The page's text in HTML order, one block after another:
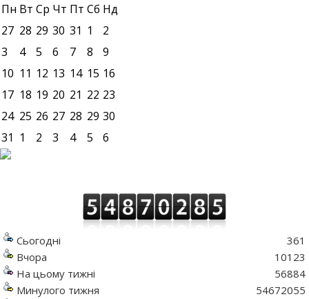
Пн Вт Ср Чт Пт Сб Нд
27 28 29 30 31 1
2
3
4 5 6 7 8
9
10 11 12 13 14 15 16
17 18 19 20 21 22 23
24 25 26 27 28 29 30
31 1 2 3 4 5 6
Сьогодні
Вчора
На цьому тижні
Минулого тижня
361
10123
56884
54672055